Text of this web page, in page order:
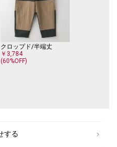
クロップド/半端丈
￥3,784
(60%OFF)
する